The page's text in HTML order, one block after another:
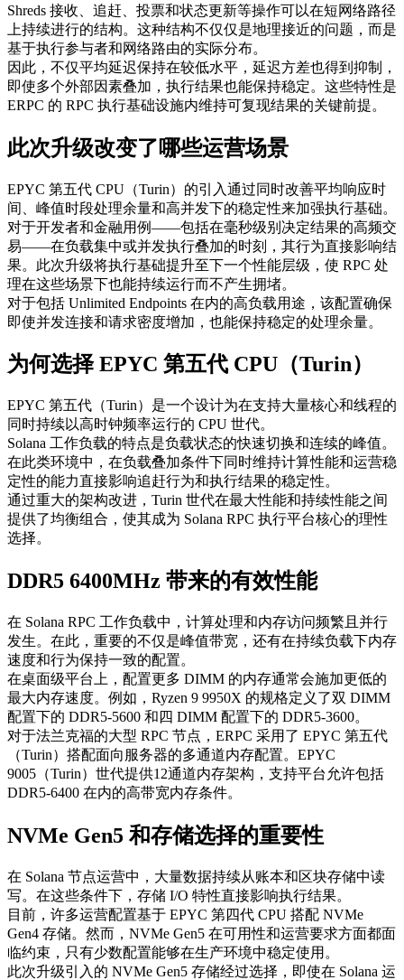
Shreds 接收、追赶、投票和状态更新等操作可以在短网络路径
上持续进行的结构。这种结构不仅仅是地理接近的问题，而是
基于执行参与者和网络路由的实际分布。
因此，不仅平均延迟保持在较低水平，延迟方差也得到抑制，
即使多个外部因素叠加，执行结果也能保持稳定。这些特性是
ERPC 的 RPC 执行基础设施内维持可复现结果的关键前提。
此次升级改变了哪些运营场景
EPYC 第五代 CPU（Turin）的引入通过同时改善平均响应时
间、峰值时段处理余量和高并发下的稳定性来加强执行基础。
对于开发者和金融用例——包括在毫秒级别决定结果的高频交
易——在负载集中或并发执行叠加的时刻，其行为直接影响结
果。此次升级将执行基础提升至下一个性能层级，使 RPC 处
理在这些场景下也能持续运行而不产生拥堵。
对于包括 Unlimited Endpoints 在内的高负载用途，该配置确保
即使并发连接和请求密度增加，也能保持稳定的处理余量。
为何选择 EPYC 第五代 CPU（Turin）
EPYC 第五代（Turin）是一个设计为在支持大量核心和线程的
同时持续以高时钟频率运行的 CPU 世代。
Solana 工作负载的特点是负载状态的快速切换和连续的峰值。
在此类环境中，在负载叠加条件下同时维持计算性能和运营稳
定性的能力直接影响追赶行为和执行结果的稳定性。
通过重大的架构改进，Turin 世代在最大性能和持续性能之间
提供了均衡组合，使其成为 Solana RPC 执行平台核心的理性
选择。
DDR5 6400MHz 带来的有效性能
在 Solana RPC 工作负载中，计算处理和内存访问频繁且并行
发生。在此，重要的不仅是峰值带宽，还有在持续负载下内存
速度和行为保持一致的配置。
在桌面级平台上，配置更多 DIMM 的内存通常会施加更低的
最大内存速度。例如，Ryzen 9 9950X 的规格定义了双 DIMM
配置下的 DDR5-5600 和四 DIMM 配置下的 DDR5-3600。
对于法兰克福的大型 RPC 节点，ERPC 采用了 EPYC 第五代
（Turin）搭配面向服务器的多通道内存配置。EPYC
9005（Turin）世代提供12通道内存架构，支持平台允许包括
DDR5-6400 在内的高带宽内存条件。
NVMe Gen5 和存储选择的重要性
在 Solana 节点运营中，大量数据持续从账本和区块存储中读
写。在这些条件下，存储 I/O 特性直接影响执行结果。
目前，许多运营配置基于 EPYC 第四代 CPU 搭配 NVMe
Gen4 存储。然而，NVMe Gen5 在可用性和运营要求方面都面
临约束，只有少数配置能够在生产环境中稳定使用。
此次升级引入的 NVMe Gen5 存储经过选择，即使在 Solana 运